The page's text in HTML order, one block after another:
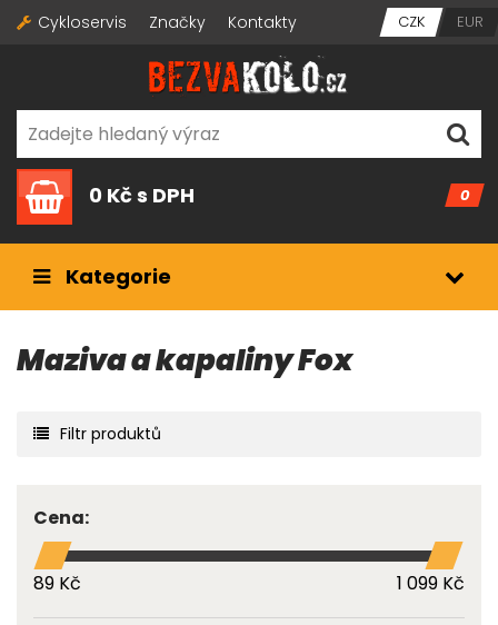
Cykloservis Značky Kontakty CZK EUR
0
0 Kčs DPH
Kategorie
Maziva a kapaliny Fox
Filtr produktů
Cena:
89 Kč 1 099 Kč